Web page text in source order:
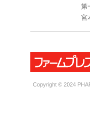
第
宮
Copyright © 2024